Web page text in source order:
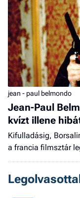
jean - paul belmondo
Jean-Paul
kvízt illene
Kifulladásig,
a francia filmsztár